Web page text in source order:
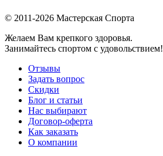
© 2011-2026 Мастерская Спорта
Желаем Вам крепкого здоровья.
Занимайтесь спортом с удовольствием!
Отзывы
Задать вопрос
Скидки
Блог и статьи
Нас выбирают
Договор-оферта
Как заказать
О компании